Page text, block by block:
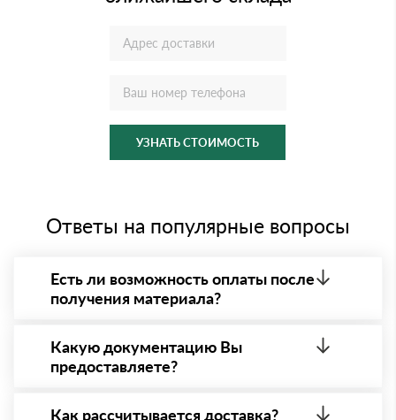
УЗНАТЬ СТОИМОСТЬ
Ответы на популярные вопросы
Есть ли возможность оплаты после
получения материала?
- оплата по факту получения товара. При этом,
если доставленный товар был ненадлежащего
качества, то Вы вправе от него отказаться.
Какую документацию Вы
предоставляете?
все сертификаты и паспорта качества, а также
Как рассчитывается доставка?